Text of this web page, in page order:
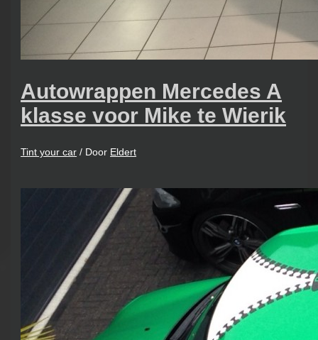
Autowrappen Mercedes A
klasse voor Mike te Wierik
Tint your car / Door Eldert